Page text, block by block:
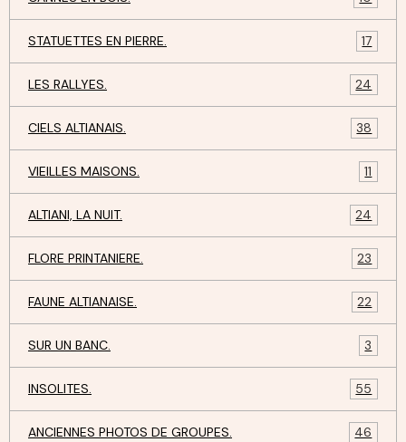
STATUETTES EN PIERRE. 17
LES RALLYES. 24
CIELS ALTIANAIS. 38
VIEILLES MAISONS. 11
ALTIANI, LA NUIT. 24
FLORE PRINTANIERE. 23
FAUNE ALTIANAISE. 22
SUR UN BANC. 3
INSOLITES. 55
ANCIENNES PHOTOS DE GROUPES. 46